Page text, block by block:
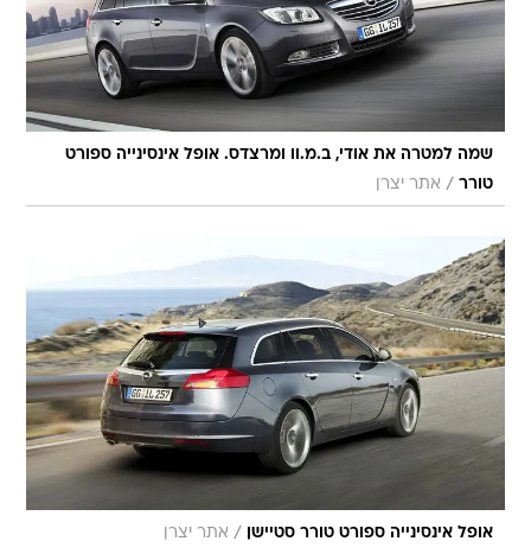
שמה למטרה את אודי, ב.מ.וו ומרצדס. אופל אינסינייה ספורט
טורר / אתר יצרן
אופל אינסינייה ספורט טורר סטיישן / אתר יצרן